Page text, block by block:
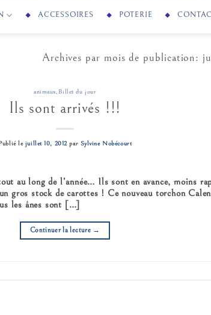
ACCESSOIRES POTERIE
Archives par mois de publication:
animaux, Billet du jour
Ils sont arrivés !!!
le juillet 10, 2012 par Sylvine Nobécourt
au long de l’année… Ils sont en avance, moins
gros stock de carottes ! Ce nouveau torchon
les ânes sont […]
Continuer la lecture →